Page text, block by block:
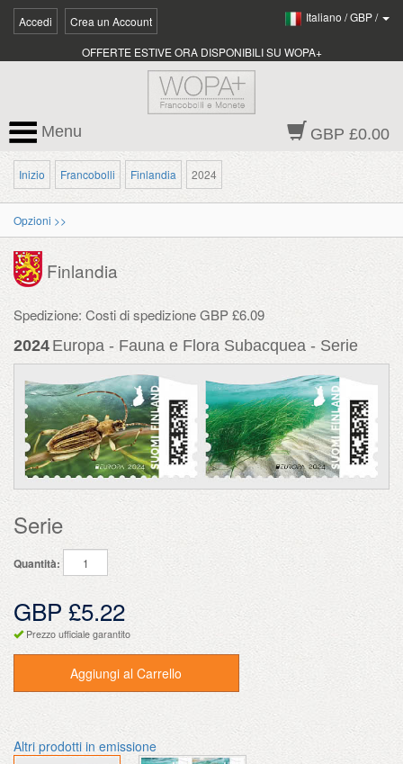
Accedi Crea un Account Italiano /GBP/
OFFERTE ESTIVE ORA DISPONIBILI SU WOPA+
GBP £0.00
Menu
Inizio Francobolli Finlandia 2024
Opzioni >>
Finlandia
Spedizione: Costi di spedizione GBP £6.09
2024 Europa - Fauna e Flora Subacquea - Serie
Serie
Quantità:
GBP £5.22
Prezzo ufficiale garantito
Aggiungi al Carrello
Altri prodotti in emissione